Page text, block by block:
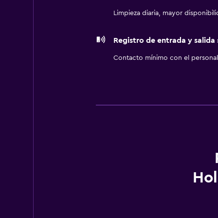
Limpieza diaria, mayor
Registro de entrada y
Contacto mínimo con el